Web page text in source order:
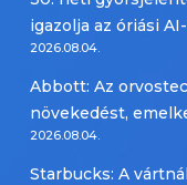
igazolja az óriási
2026.08.04.
Abbott: Az
növekedést,
2026.08.04.
Starbucks: A